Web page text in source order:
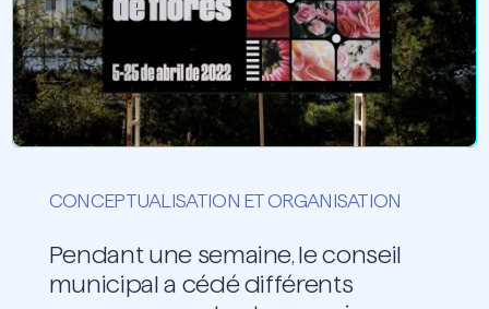
CONCEPTUALISATION ET ORGANISATION
Pendant une semaine, le conseil
municipal a cédé différents